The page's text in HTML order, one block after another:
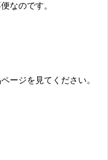
なのです。
ージを見てください。